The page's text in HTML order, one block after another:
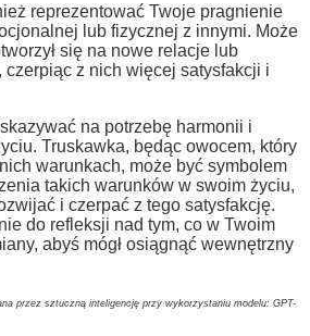
reprezentować Twoje pragnienie
lub fizycznej z innymi. Może
się na nowe relacje lub
czerpiąc z nich więcej satysfakcji i
na potrzebę harmonii i
Truskawka, będąc owocem, który
warunkach, może być symbolem
takich warunków w swoim życiu,
i czerpać z tego satysfakcję.
do refleksji nad tym, co w Twoim
abyś mógł osiągnąć wewnętrzny
przez sztuczną inteligencję przy wykorzystaniu modelu: GPT-